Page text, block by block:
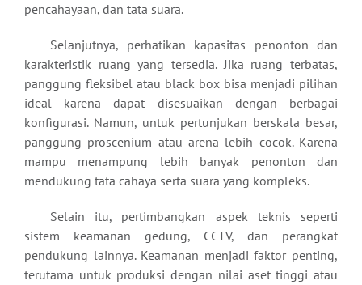
pencahayaan, dan tata suara.
Selanjutnya, perhatikan kapasitas penonton dan
karakteristik ruang yang tersedia. Jika ruang terbatas,
panggung fleksibel atau black box bisa menjadi pilihan
ideal karena dapat disesuaikan dengan berbagai
konfigurasi. Namun, untuk pertunjukan berskala besar,
panggung proscenium atau arena lebih cocok. Karena
mampu menampung lebih banyak penonton dan
mendukung tata cahaya serta suara yang kompleks.
Selain itu, pertimbangkan aspek teknis seperti
sistem keamanan gedung, CCTV, dan perangkat
pendukung lainnya. Keamanan menjadi faktor penting,
terutama untuk produksi dengan nilai aset tinggi atau